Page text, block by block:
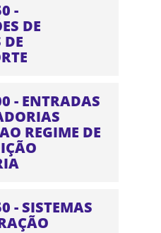
-
DE
DE
- ENTRADAS
REGIME DE
- SISTEMAS